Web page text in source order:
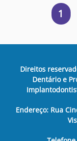
1
Direitos
Dentário e
Endereço: Rua